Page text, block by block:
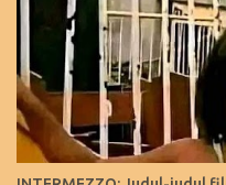
Paris-nya. Gue pengen
serta juga Katedral Notre
pantai di Perancis itu sangat
intinya karna Menara Eiffel-
Bahkan gue juga tertarik
yang ini gara-gara waktu itu
bahasa Perancis di TPI (